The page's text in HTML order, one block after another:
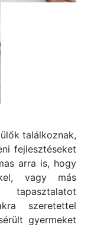
találkoznak,
fejlesztéseket
arra is, hogy
vagy más
szeretettel
gyermeket